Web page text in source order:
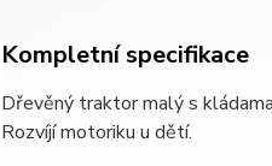
Kompletní specifikace
Dřevěný traktor malý s
Rozvíjí motoriku u dětí.